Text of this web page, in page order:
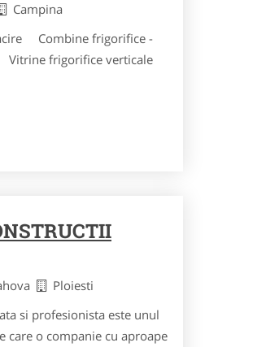
Campina
Combine frigorifice -
frigorifice verticale
Ploiesti
si profesionista este unul
care o companie cu aproape